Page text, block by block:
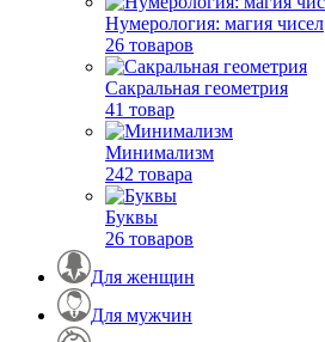
Нумерология: магия чисел
26 товаров
Сакральная геометрия
41 товар
Минимализм
242 товара
Буквы
26 товаров
Для женщин
Для мужчин